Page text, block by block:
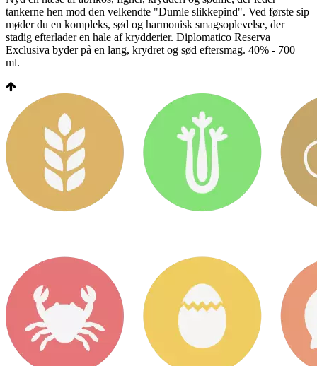
tankerne hen mod den velkendte "Dumle slikkepind". Ved første sip
møder du en kompleks, sød og harmonisk smagsoplevelse, der
stadig efterlader en hale af krydderier. Diplomatico Reserva
Exclusiva byder på en lang, krydret og sød eftersmag. 40% - 700
ml.